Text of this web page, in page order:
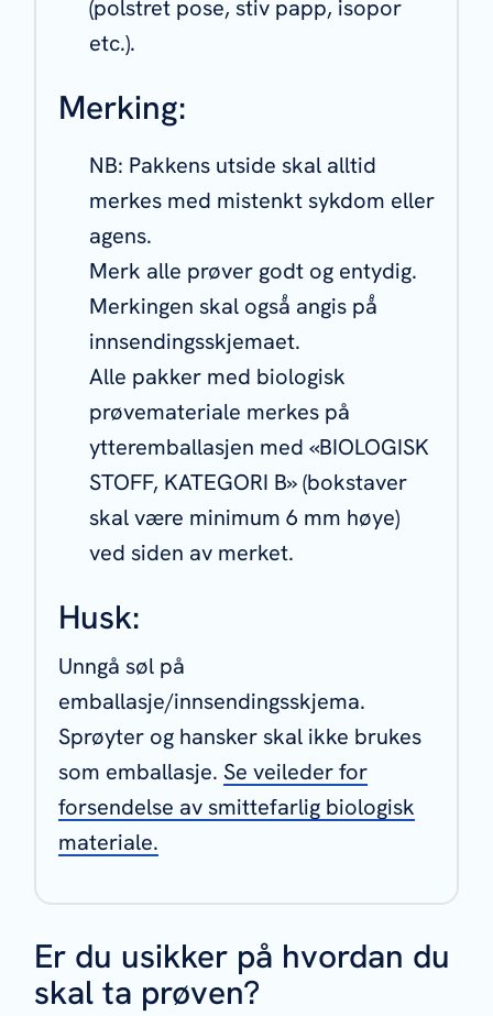
(polstret pose, stiv papp, isopor
etc.).
Merking:
NB: Pakkens utside skal alltid
merkes med mistenkt sykdom eller
agens.
Merk alle prøver godt og entydig.
Merkingen skal også̊ angis på̊
innsendingsskjemaet.
Alle pakker med biologisk
prøvemateriale merkes på
ytteremballasjen med «BIOLOGISK
STOFF, KATEGORI B» (bokstaver
skal være minimum 6 mm høye)
ved siden av merket.
Husk:
Unngå søl på
emballasje/innsendingsskjema.
Sprøyter og hansker skal ikke brukes
som emballasje. Se veileder for
forsendelse av smittefarlig biologisk
materiale.
Er du usikker på hvordan du
skal ta prøven?